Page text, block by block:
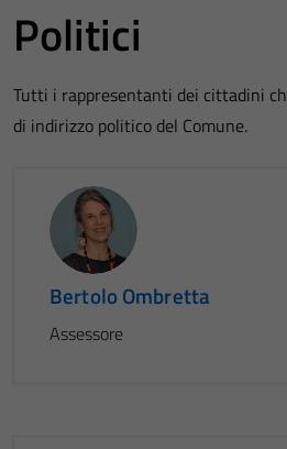
Politici
Tutti i rappresentanti dei cittadini
di indirizzo politico del Comune.
Bertolo Ombretta
Assessore